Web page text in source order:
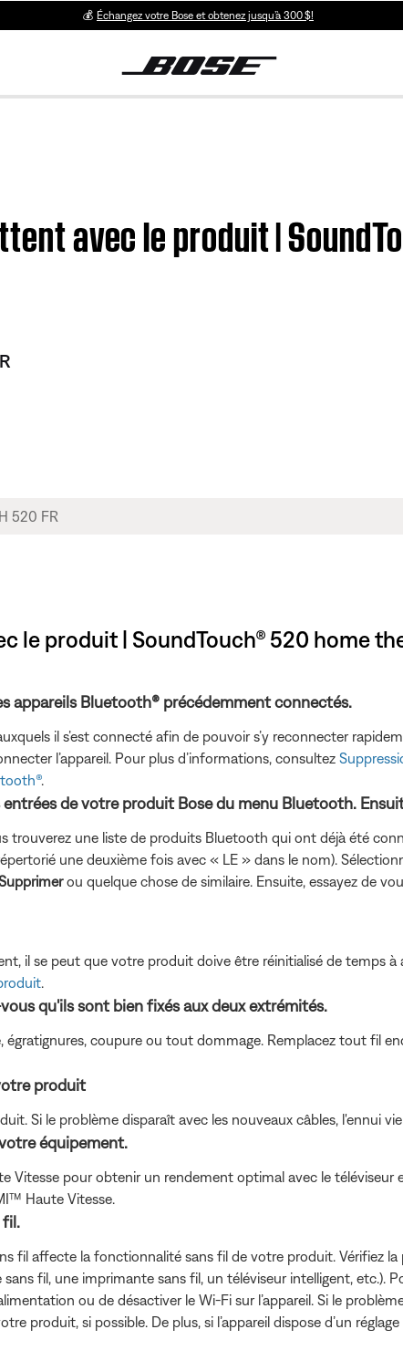
💰 Échangez votre Bose et obtenez jusqu’à 300 $!
avec le produit |
le produit | SoundTouch® 520 home
appareils Bluetooth® précédemment connectés.
il s’est connecté afin de pouvoir s’y reconnecter
l’appareil. Pour plus d’informations, consultez
.
de votre produit Bose du menu Bluetooth.
trouverez une liste de produits Bluetooth qui ont déjà été
une deuxième fois avec « LE » dans le nom).
ou quelque chose de similaire. Ensuite, essayez de
il se peut que votre produit doive être réinitialisé de temps
qu'ils sont bien fixés aux deux extrémités.
égratignures, coupure ou tout dommage. Remplacez tout fil
produit
Si le problème disparaît avec les nouveaux câbles, l'ennui
équipement.
Vitesse pour obtenir un rendement optimal avec le téléviseur
Haute Vitesse.
fil.
fil affecte la fonctionnalité sans fil de votre produit. Vérifiez la
fil, une imprimante sans fil, un téléviseur intelligent, etc.).
ou de désactiver le Wi-Fi sur l’appareil. Si le
produit, si possible. De plus, si l’appareil dispose d’un